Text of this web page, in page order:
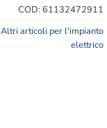
COD: 61132472911
Altri articoli per l'impianto
elettrico